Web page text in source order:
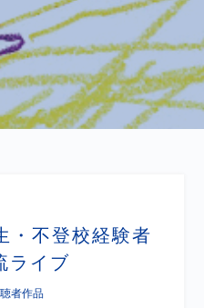
不登校経験者
ライブ
者作品